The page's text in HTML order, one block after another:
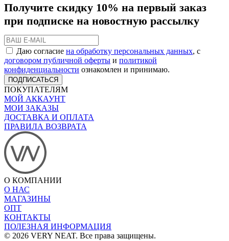
Получите скидку 10% на первый заказ
при подписке на новостную рассылку
Даю согласие на обработку персональных данных, с
договором публичной оферты и политикой
конфиденциальности ознакомлен и принимаю.
ПОДПИСАТЬСЯ
ПОКУПАТЕЛЯМ
МОЙ АККАУНТ
МОИ ЗАКАЗЫ
ДОСТАВКА И ОПЛАТА
ПРАВИЛА ВОЗВРАТА
О КОМПАНИИ
О НАС
МАГАЗИНЫ
ОПТ
КОНТАКТЫ
ПОЛЕЗНАЯ ИНФОРМАЦИЯ
© 2026 VERY NEAT. Все права защищены.